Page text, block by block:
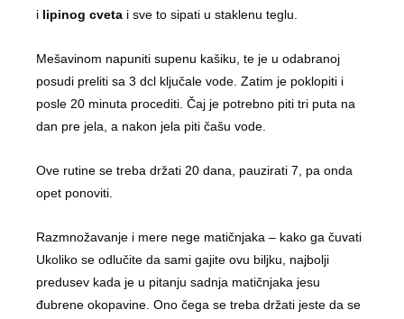
i lipinog cveta i sve to sipati u staklenu teglu.
Mešavinom napuniti supenu kašiku, te je u odabranoj
posudi preliti sa 3 dcl ključale vode. Zatim je poklopiti i
posle 20 minuta procediti. Čaj je potrebno piti tri puta na
dan pre jela, a nakon jela piti čašu vode.
Ove rutine se treba držati 20 dana, pauzirati 7, pa onda
opet ponoviti.
Razmnožavanje i mere nege matičnjaka – kako ga čuvati
Ukoliko se odlučite da sami gajite ovu biljku, najbolji
predusev kada je u pitanju sadnja matičnjaka jesu
đubrene okopavine. Ono čega se treba držati jeste da se